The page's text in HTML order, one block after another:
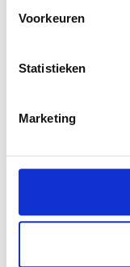
verstrekt of die ze
Voorkeuren
Statistieken
Marketing